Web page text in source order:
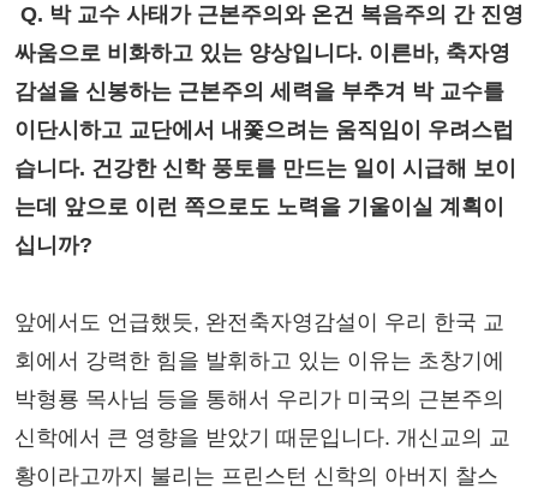
Q. 박 교수 사태가 근본주의와 온건 복음주의 간 진영
싸움으로 비화하고 있는 양상입니다. 이른바, 축자영
감설을 신봉하는 근본주의 세력을 부추겨 박 교수를
이단시하고 교단에서 내쫓으려는 움직임이 우려스럽
습니다. 건강한 신학 풍토를 만드는 일이 시급해 보이
는데 앞으로 이런 쪽으로도 노력을 기울이실 계획이
십니까?
앞에서도 언급했듯, 완전축자영감설이 우리 한국 교
회에서 강력한 힘을 발휘하고 있는 이유는 초창기에
박형룡 목사님 등을 통해서 우리가 미국의 근본주의
신학에서 큰 영향을 받았기 때문입니다. 개신교의 교
황이라고까지 불리는 프린스턴 신학의 아버지 찰스